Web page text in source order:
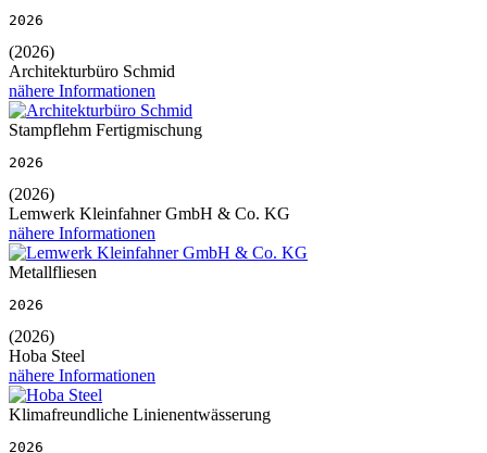
2026
(2026)
Architekturbüro Schmid
nähere Informationen
Stampflehm Fertigmischung
2026
(2026)
Lemwerk Kleinfahner GmbH & Co. KG
nähere Informationen
Metallfliesen
2026
(2026)
Hoba Steel
nähere Informationen
Klimafreundliche Linienentwässerung
2026